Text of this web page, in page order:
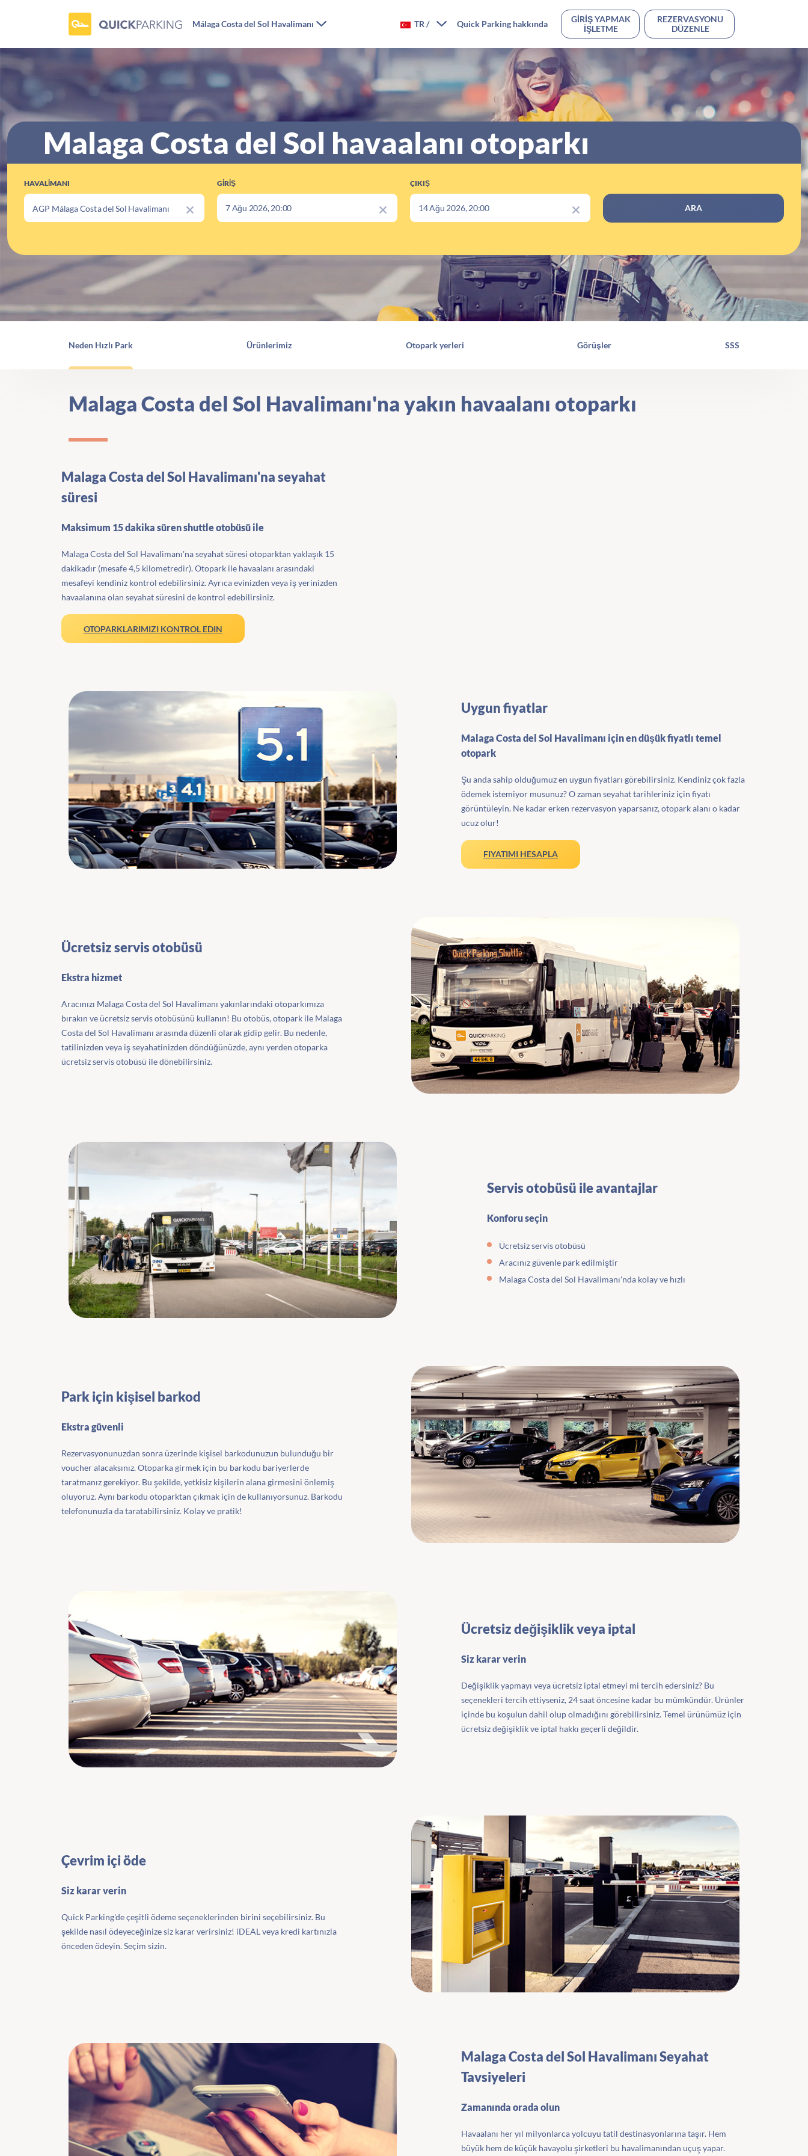
Málaga Costa del Sol Havalimanı TR / Quick Parking hakkında
GIRIŞ YAPMAK
IŞLETME
REZERVASYONU
DÜZENLE
Malaga Costa del Sol havaalanı otoparkı
HAVALIMANI GIRIŞ ÇIKIŞ
ARA
Neden Hızlı Park Ürünlerimiz Otopark yerleri Görüşler SSS
Malaga Costa del Sol Havalimanı'na yakın havaalanı otoparkı
Malaga Costa del Sol Havalimanı'na seyahat
süresi
Maksimum 15 dakika süren shuttle otobüsü ile
Malaga Costa del Sol Havalimanı'na seyahat süresi otoparktan yaklaşık 15
dakikadır (mesafe 4,5 kilometredir). Otopark ile havaalanı arasındaki
mesafeyi kendiniz kontrol edebilirsiniz. Ayrıca evinizden veya iş yerinizden
havaalanına olan seyahat süresini de kontrol edebilirsiniz.
OTOPARKLARIMIZI KONTROL EDIN
Uygun fiyatlar
Malaga Costa del Sol Havalimanı için en düşük fiyatlı temel
otopark
Şu anda sahip olduğumuz en uygun fiyatları görebilirsiniz. Kendiniz çok fazla
ödemek istemiyor musunuz? O zaman seyahat tarihleriniz için fiyatı
görüntüleyin. Ne kadar erken rezervasyon yaparsanız, otopark alanı o kadar
ucuz olur!
FIYATIMI HESAPLA
Ücretsiz servis otobüsü
Ekstra hizmet
Aracınızı Malaga Costa del Sol Havalimanı yakınlarındaki otoparkımıza
bırakın ve ücretsiz servis otobüsünü kullanın! Bu otobüs, otopark ile Malaga
Costa del Sol Havalimanı arasında düzenli olarak gidip gelir. Bu nedenle,
tatilinizden veya iş seyahatinizden döndüğünüzde, aynı yerden otoparka
ücretsiz servis otobüsü ile dönebilirsiniz.
Servis otobüsü ile avantajlar
Konforu seçin
Ücretsiz servis otobüsü
Aracınız güvenle park edilmiştir
Malaga Costa del Sol Havalimanı'nda kolay ve hızlı
Park için kişisel barkod
Ekstra güvenli
Rezervasyonunuzdan sonra üzerinde kişisel barkodunuzun bulunduğu bir
voucher alacaksınız. Otoparka girmek için bu barkodu bariyerlerde
taratmanız gerekiyor. Bu şekilde, yetkisiz kişilerin alana girmesini önlemiş
oluyoruz. Aynı barkodu otoparktan çıkmak için de kullanıyorsunuz. Barkodu
telefonunuzla da taratabilirsiniz. Kolay ve pratik!
Ücretsiz değişiklik veya iptal
Siz karar verin
Değişiklik yapmayı veya ücretsiz iptal etmeyi mi tercih edersiniz? Bu
seçenekleri tercih ettiyseniz, 24 saat öncesine kadar bu mümkündür. Ürünler
içinde bu koşulun dahil olup olmadığını görebilirsiniz. Temel ürünümüz için
ücretsiz değişiklik ve iptal hakkı geçerli değildir.
Çevrim içi öde
Siz karar verin
Quick Parking'de çeşitli ödeme seçeneklerinden birini seçebilirsiniz. Bu
şekilde nasıl ödeyeceğinize siz karar verirsiniz! iDEAL veya kredi kartınızla
önceden ödeyin. Seçim sizin.
Malaga Costa del Sol Havalimanı Seyahat
Tavsiyeleri
Zamanında orada olun
Havaalanı her yıl milyonlarca yolcuyu tatil destinasyonlarına taşır. Hem
büyük hem de küçük havayolu şirketleri bu havalimanından uçuş yapar.